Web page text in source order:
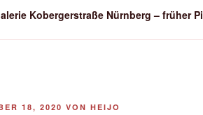
Kobergerstraße Nürnberg – früher
18, 2020 VON HEIJO